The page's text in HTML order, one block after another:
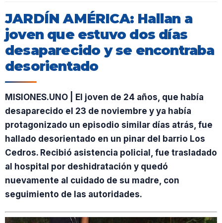
JARDÍN AMÉRICA: Hallan a
joven que estuvo dos días
desaparecido y se encontraba
desorientado
MISIONES.UNO | El joven de 24 años, que había
desaparecido el 23 de noviembre y ya había
protagonizado un episodio similar días atrás, fue
hallado desorientado en un pinar del barrio Los
Cedros. Recibió asistencia policial, fue trasladado
al hospital por deshidratación y quedó
nuevamente al cuidado de su madre, con
seguimiento de las autoridades.